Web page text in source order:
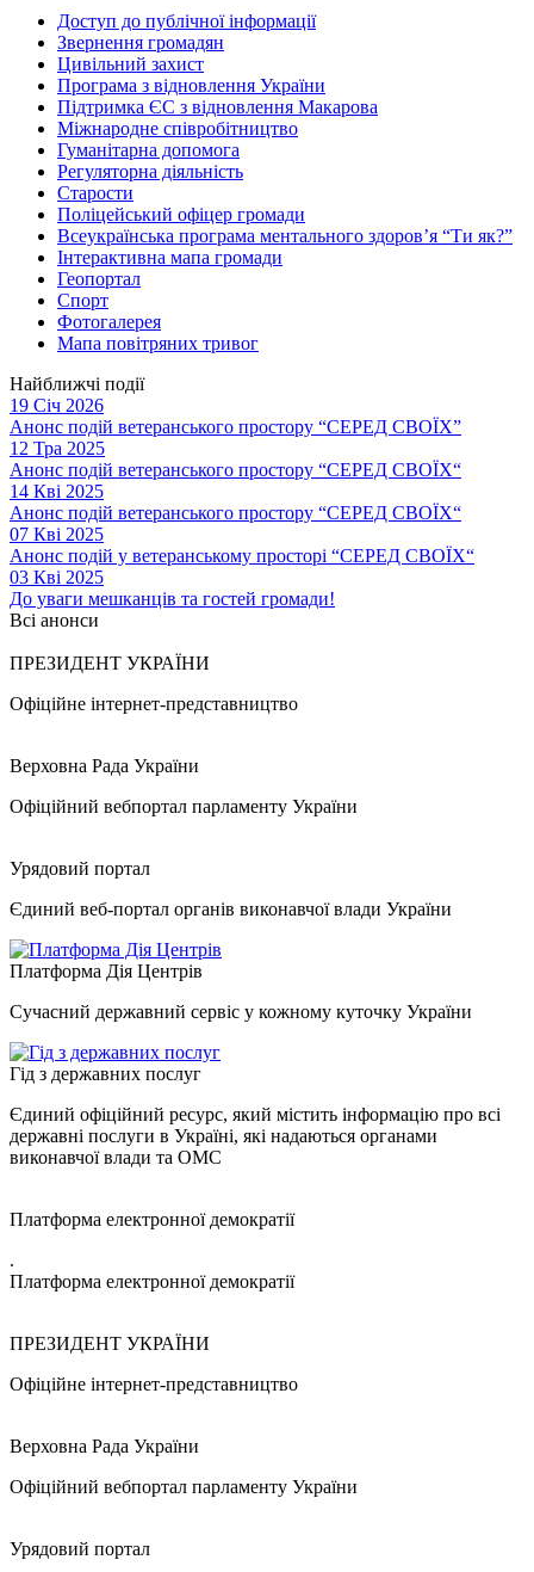
Доступ до публічної інформації
Звернення громадян
Цивільний захист
Програма з відновлення України
Підтримка ЄС з відновлення Макарова
Міжнародне співробітництво
Гуманітарна допомога
Регуляторна діяльність
Старости
Поліцейський офіцер громади
Всеукраїнська програма ментального здоров’я “Ти як?”
Інтерактивна мапа громади
Геопортал
Спорт
Фотогалерея
Мапа повітряних тривог
Найближчі події
19 Січ 2026
Анонс подій ветеранського простору “СЕРЕД СВОЇХ”
12 Тра 2025
Анонс подій ветеранського простору “СЕРЕД СВОЇХ“
14 Кві 2025
Анонс подій ветеранського простору “СЕРЕД СВОЇХ“
07 Кві 2025
Анонс подій у ветеранському просторі “СЕРЕД СВОЇХ“
03 Кві 2025
До уваги мешканців та гостей громади!
Всі анонси
ПРЕЗИДЕНТ УКРАЇНИ
Офіційне інтернет-представництво
Верховна Рада України
Офіційний вебпортал парламенту України
Урядовий портал
Єдиний веб-портал органів виконавчої влади України
Платформа Дія Центрів
Сучасний державний сервіс у кожному куточку України
Гід з державних послуг
Єдиний офіційний ресурс, який містить інформацію про всі
державні послуги в Україні, які надаються органами
виконавчої влади та ОМС
Платформа електронної демократії
.
Платформа електронної демократії
ПРЕЗИДЕНТ УКРАЇНИ
Офіційне інтернет-представництво
Верховна Рада України
Офіційний вебпортал парламенту України
Урядовий портал